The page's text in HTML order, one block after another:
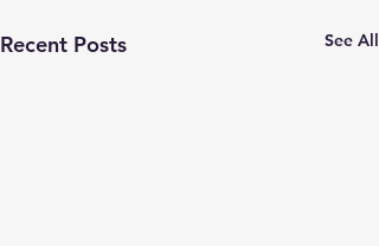
Recent Posts See All